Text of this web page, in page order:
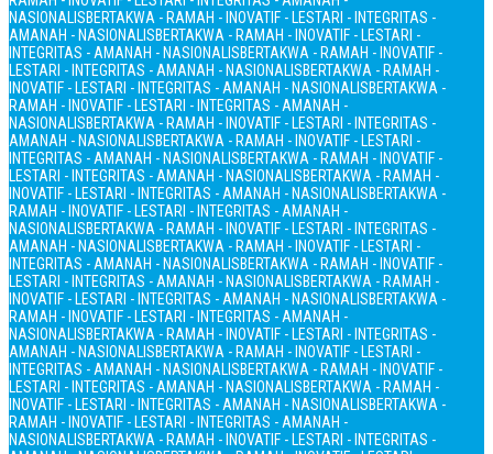
NASIONALISBERTAKWA - RAMAH - INOVATIF - LESTARI - INTEGRITAS -
AMANAH - NASIONALISBERTAKWA - RAMAH - INOVATIF - LESTARI -
INTEGRITAS - AMANAH - NASIONALISBERTAKWA - RAMAH - INOVATIF -
LESTARI - INTEGRITAS - AMANAH - NASIONALISBERTAKWA - RAMAH -
INOVATIF - LESTARI - INTEGRITAS - AMANAH - NASIONALISBERTAKWA -
RAMAH - INOVATIF - LESTARI - INTEGRITAS - AMANAH -
NASIONALISBERTAKWA - RAMAH - INOVATIF - LESTARI - INTEGRITAS -
AMANAH - NASIONALISBERTAKWA - RAMAH - INOVATIF - LESTARI -
INTEGRITAS - AMANAH - NASIONALISBERTAKWA - RAMAH - INOVATIF -
LESTARI - INTEGRITAS - AMANAH - NASIONALISBERTAKWA - RAMAH -
INOVATIF - LESTARI - INTEGRITAS - AMANAH - NASIONALISBERTAKWA -
RAMAH - INOVATIF - LESTARI - INTEGRITAS - AMANAH -
NASIONALISBERTAKWA - RAMAH - INOVATIF - LESTARI - INTEGRITAS -
AMANAH - NASIONALISBERTAKWA - RAMAH - INOVATIF - LESTARI -
INTEGRITAS - AMANAH - NASIONALISBERTAKWA - RAMAH - INOVATIF -
LESTARI - INTEGRITAS - AMANAH - NASIONALISBERTAKWA - RAMAH -
INOVATIF - LESTARI - INTEGRITAS - AMANAH - NASIONALISBERTAKWA -
RAMAH - INOVATIF - LESTARI - INTEGRITAS - AMANAH -
NASIONALISBERTAKWA - RAMAH - INOVATIF - LESTARI - INTEGRITAS -
AMANAH - NASIONALISBERTAKWA - RAMAH - INOVATIF - LESTARI -
INTEGRITAS - AMANAH - NASIONALISBERTAKWA - RAMAH - INOVATIF -
LESTARI - INTEGRITAS - AMANAH - NASIONALISBERTAKWA - RAMAH -
INOVATIF - LESTARI - INTEGRITAS - AMANAH - NASIONALISBERTAKWA -
RAMAH - INOVATIF - LESTARI - INTEGRITAS - AMANAH -
NASIONALISBERTAKWA - RAMAH - INOVATIF - LESTARI - INTEGRITAS -